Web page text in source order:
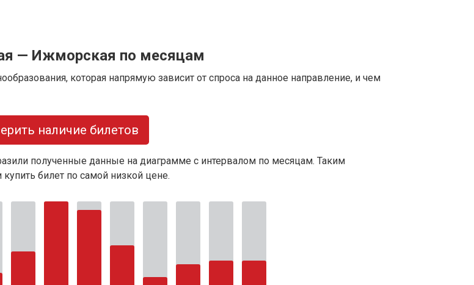
— Ижморская по месяцам
которая напрямую зависит от спроса на данное направление, и чем
наличие билетов
полученные данные на диаграмме с интервалом по месяцам. Таким
билет по самой низкой цене.